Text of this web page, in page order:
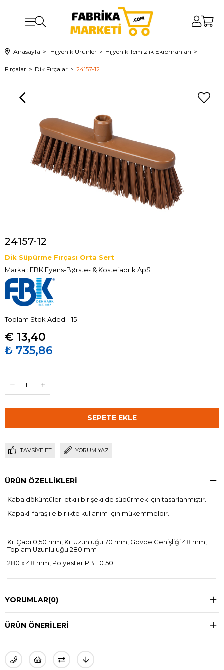
Anasayfa Hijyenik Ürünler Hijyenik Temizlik Ekipmanları
Fırçalar Dik Fırçalar 24157-12
24157-12
Dik Süpürme Fırçası Orta Sert
Marka : FBK Fyens-Børste- & Kostefabrik ApS
Toplam Stok Adedi : 15
€ 13,40
₺ 735,86
TAVSIYE ET YORUM YAZ
ÜRÜN ÖZELLIKLERI
Kaba döküntüleri etkili bir şekilde süpürmek için tasarlanmıştır.
Kapaklı faraş ile birlikte kullanım için mükemmeldir.
Kıl Çapı 0,50 mm, Kıl Uzunluğu 70 mm, Gövde Genişliği 48 mm,
Toplam Uzunluluğu 280 mm
280 x 48 mm, Polyester PBT 0.50
YORUMLAR(0)
ÜRÜN ÖNERILERI